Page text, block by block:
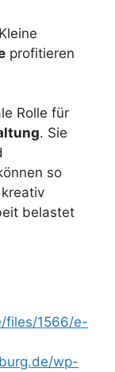
profitieren
Rolle für
. Sie
so
belastet
files/1566/e-
wp-